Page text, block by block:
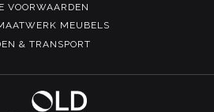
VOORWAARDEN
MEUBELS
& TRANSPORT